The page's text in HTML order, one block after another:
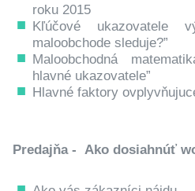
roku 2015
Kľúčové
maloobchode sleduje?”
Maloobchodná
hlavné ukazovatele”
Hlavné faktory
Predajňa - Ako dosiahnúť